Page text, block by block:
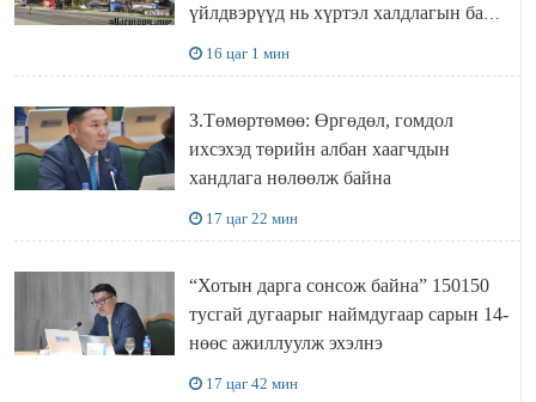
үйлдвэрүүд нь хүртэл халдлагын бай
16 цаг 1 мин
З.Төмөртөмөө: Өргөдөл, гомдол
ихсэхэд төрийн албан хаагчдын
хандлага нөлөөлж байна
17 цаг 22 мин
“Хотын дарга сонсож байна” 150150
тусгай дугаарыг наймдугаар сарын 14-
нөөс ажиллуулж эхэлнэ
17 цаг 42 мин